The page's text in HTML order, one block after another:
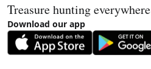
Treasure hunting everywhere
Download our app